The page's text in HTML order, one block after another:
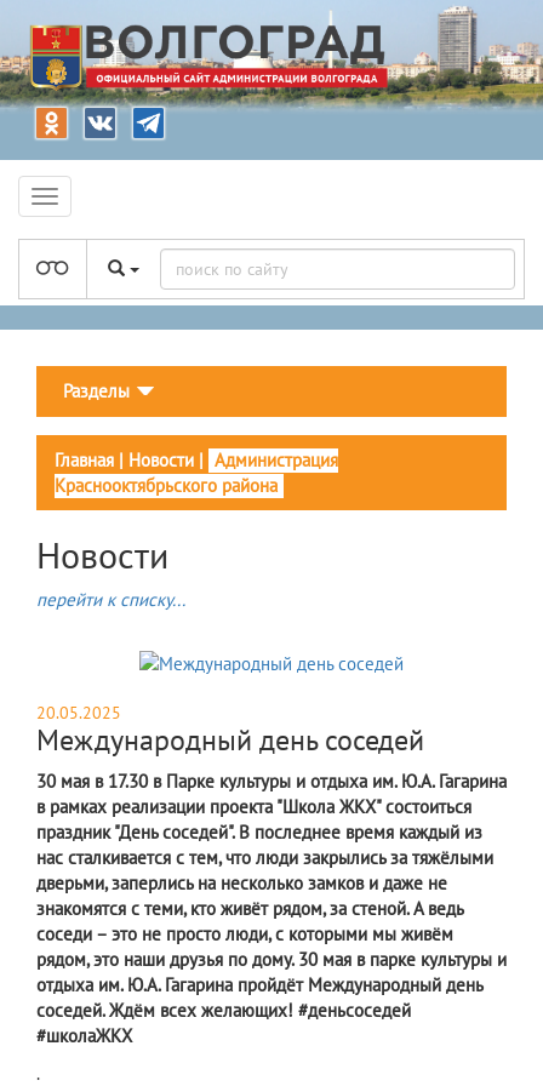
Разделы
Главная | Новости | Администрация
Краснооктябрьского района
Новости
перейти к списку...
20.05.2025
Международный день соседей
30 мая в 17.30 в Парке культуры и отдыха им. Ю.А. Гагарина
в рамках реализации проекта "Школа ЖКХ" состоиться
праздник "День соседей". В последнее время каждый из
нас сталкивается с тем, что люди закрылись за тяжёлыми
дверьми, заперлись на несколько замков и даже не
знакомятся с теми, кто живёт рядом, за стеной. А ведь
соседи – это не просто люди, с которыми мы живём
рядом, это наши друзья по дому. 30 мая в парке культуры и
отдыха им. Ю.А. Гагарина пройдёт Международный день
соседей. Ждём всех желающих! #деньсоседей
#школаЖКХ
.